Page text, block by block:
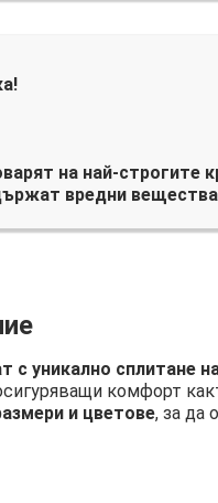
на най-строгите
вредни
с уникално сплитане
комфорт
и цветове, за да